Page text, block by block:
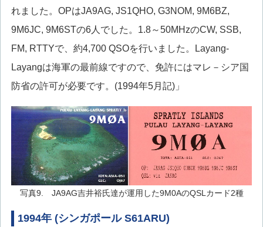
れました。OPはJA9AG, JS1QHO, G3NOM, 9M6BZ,
9M6JC, 9M6STの6人でした。1.8～50MHzのCW, SSB,
FM, RTTYで、約4,700 QSOを行いました。Layang-
Layangは海軍の最前線ですので、免許にはマレ－シア国
防省の許可が必要です。(1994年5月記)」
写真9. JA9AG吉井裕氏達が運用した9M0AのQSLカード2種
1994年 (シンガポール S61ARU)